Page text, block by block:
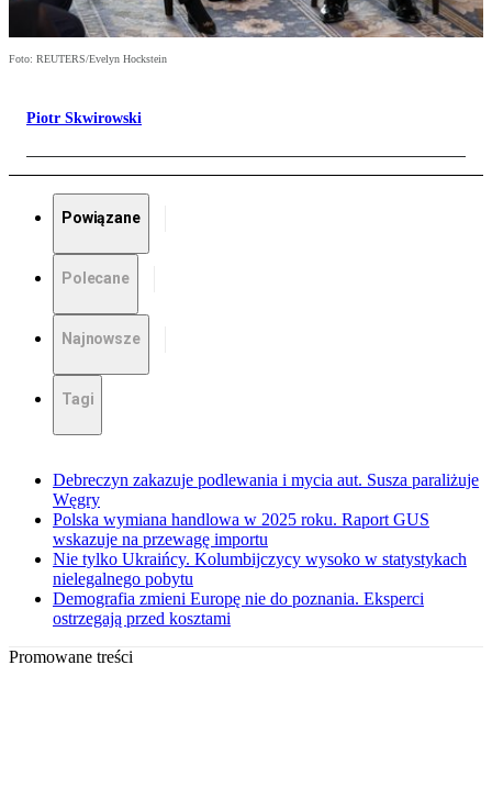
Foto: REUTERS/Evelyn Hockstein
Piotr Skwirowski
Powiązane
Polecane
Najnowsze
Tagi
Debreczyn zakazuje podlewania i mycia aut. Susza paraliżuje
Węgry
Polska wymiana handlowa w 2025 roku. Raport GUS
wskazuje na przewagę importu
Nie tylko Ukraińcy. Kolumbijczycy wysoko w statystykach
nielegalnego pobytu
Demografia zmieni Europę nie do poznania. Eksperci
ostrzegają przed kosztami
Promowane treści